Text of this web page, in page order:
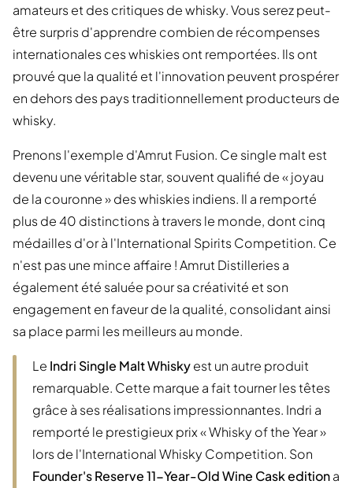
amateurs et des critiques de whisky. Vous serez peut-
être surpris d'apprendre combien de récompenses
internationales ces whiskies ont remportées. Ils ont
prouvé que la qualité et l'innovation peuvent prospérer
en dehors des pays traditionnellement producteurs de
whisky.
Prenons l'exemple d'Amrut Fusion. Ce single malt est
devenu une véritable star, souvent qualifié de « joyau
de la couronne » des whiskies indiens. Il a remporté
plus de 40 distinctions à travers le monde, dont cinq
médailles d'or à l'International Spirits Competition. Ce
n'est pas une mince affaire ! Amrut Distilleries a
également été saluée pour sa créativité et son
engagement en faveur de la qualité, consolidant ainsi
sa place parmi les meilleurs au monde.
Le Indri Single Malt Whiskyest un autre produit
remarquable. Cette marque a fait tourner les têtes
grâce à ses réalisations impressionnantes. Indri a
remporté le prestigieux prix « Whisky of the Year »
lors de l'International Whisky Competition. Son
Founder's Reserve 11-Year-Old Wine Cask editiona